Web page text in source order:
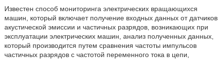
Известен способ мониторинга электрических вращающихся
машин, который включает получение входных данных от датчиков
акустической эмиссии и частичных разрядов, возникающих при
эксплуатации электрических машин, анализ полученных данных,
который производится путем сравнения частоты импульсов
частичных разрядов с частотой переменного тока в цепи,